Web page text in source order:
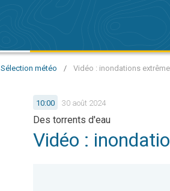
Sélection météo / Vidéo : inondations
10:00 30 août 2024
Des torrents d'eau
Vidéo :